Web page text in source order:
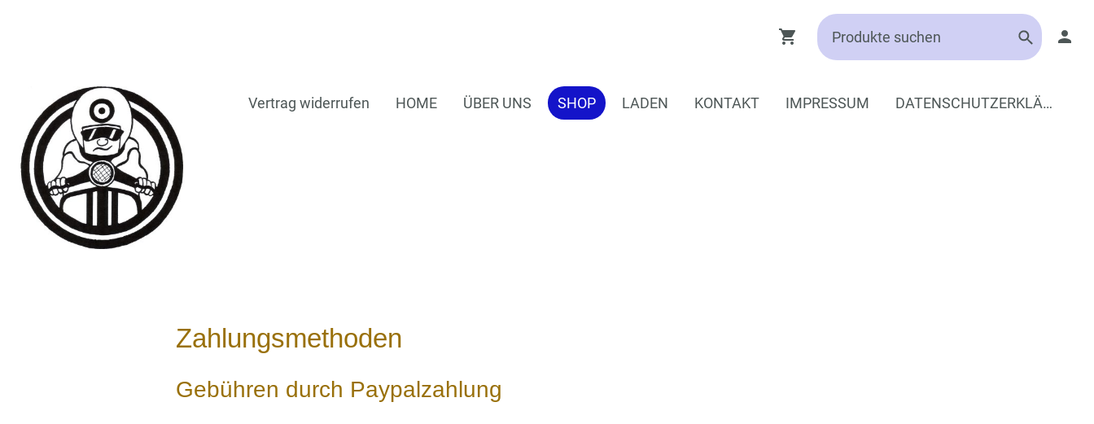
Vertrag widerrufen HOME ÜBER UNS SHOP LADEN KONTAKT IMPRESSUM DATENSCHUTZERKLÄRUNG
Zahlungsmethoden
Gebühren durch Paypalzahlung